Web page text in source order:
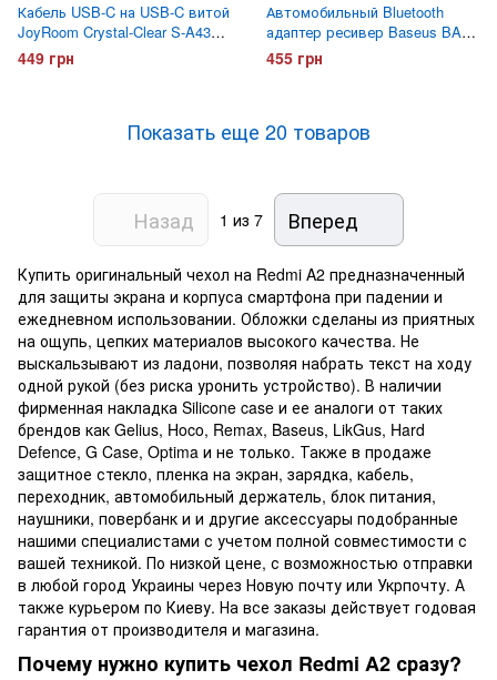
Кабель USB-C на USB-C витой
JoyRoom Crystal-Clear S-A43
60W 1.5 метра Черный
449 грн
Автомобильный Bluetooth
адаптер ресивер Baseus BA01
USB Wireless Adapter (CABA01-
01)
455 грн
Показать еще 20 товаров
Назад 1 из 7 Вперед
Купить оригинальный чехол на Redmi A2 предназначенный
для защиты экрана и корпуса смартфона при падении и
ежедневном использовании. Обложки сделаны из приятных
на ощупь, цепких материалов высокого качества. Не
выскальзывают из ладони, позволяя набрать текст на ходу
одной рукой (без риска уронить устройство). В наличии
фирменная накладка Silicone case и ее аналоги от таких
брендов как Gelius, Hoco, Remax, Baseus, LikGus, Hard
Defence, G Case, Optima и не только. Также в продаже
защитное стекло, пленка на экран, зарядка, кабель,
переходник, автомобильный держатель, блок питания,
наушники, повербанк и и другие аксессуары подобранные
нашими специалистами с учетом полной совместимости с
вашей техникой. По низкой цене, с возможностью отправки
в любой город Украины через Новую почту или Укрпочту. А
также курьером по Киеву. На все заказы действует годовая
гарантия от производителя и магазина.
Почему нужно купить чехол Redmi A2 сразу?